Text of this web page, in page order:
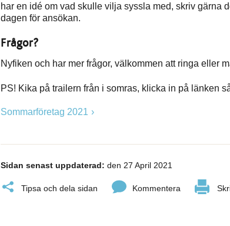
har en idé om vad skulle vilja syssla med, skriv gärna
dagen för ansökan.
Frågor?
Nyfiken och har mer frågor, välkommen att ringa eller
PS! Kika på trailern från i somras, klicka in på länken
Sommarföretag 2021
Sidan senast uppdaterad: den 27 April 2021
Tipsa och dela sidan Kommentera